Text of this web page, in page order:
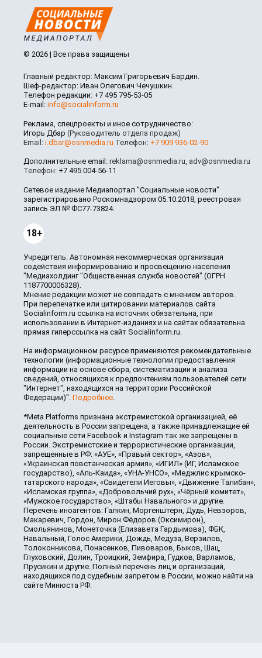
© 2026 | Все права защищены
Главный редактор: Максим Григорьевич Бардин.
Шеф-редактор: Иван Олегович Чечушкин.
Телефон редакции: +7 495 795-53-05
E-mail: info@socialinform.ru
Реклама, спецпроекты и иное сотрудничество:
Игорь Дбар (Руководитель отдела продаж)
Email: i.dbar@osnmedia.ru Телефон: +7 909 936-02-90
Дополнительные email: reklama@osnmedia.ru, adv@osnmedia.ru
Телефон: +7 495 004-56-11
Сетевое издание Медиапортал "Социальные новости"
зарегистрировано Роскомнадзором 05.10.2018, реестровая
запись ЭЛ № ФС77-73824.
18+
Учредитель: Автономная некоммерческая организация
содействия информированию и просвещению населения
"Медиахолдинг "Общественная служба новостей" (ОГРН
1187700006328).
Мнение редакции может не совпадать с мнением авторов.
При перепечатке или цитировании материалов сайта
Socialinform.ru ссылка на источник обязательна, при
использовании в Интернет-изданиях и на сайтах обязательна
прямая гиперссылка на сайт Socialinform.ru.
На информационном ресурсе применяются рекомендательные
технологии (информационные технологии предоставления
информации на основе сбора, систематизации и анализа
сведений, относящихся к предпочтениям пользователей сети
"Интернет", находящихся на территории Российской
Федерации)". Подробнее.
*Meta Platforms признана экстремистской организацией, её
деятельность в России запрещена, а также принадлежащие ей
социальные сети Facebook и Instagram так же запрещены в
России. Экстремистские и террористические организации,
запрещенные в РФ: «АУЕ», «Правый сектор», «Азов»,
«Украинская повстанческая армия», «ИГИЛ» (ИГ, Исламское
государство), «Аль-Каида», «УНА-УНСО», «Меджлис крымско-
татарского народа», «Свидетели Иеговы», «Движение Талибан»,
«Исламская группа», «Добровольчий рух», «Чёрный комитет»,
«Мужское государство», «Штабы Навального» и другие.
Перечень иноагентов: Галкин, Моргенштерн, Дудь, Невзоров,
Макаревич, Гордон, Мирон Фёдоров (Оксимирон),
Смольянинов, Монеточка (Елизавета Гардымова), ФБК,
Навальный, Голос Америки, Дождь, Медуза, Верзилов,
Толоконникова, Понасенков, Пивоваров, Быков, Шац,
Глуховский, Долин, Троицкий, Земфира, Гудков, Варламов,
Прусикин и другие. Полный перечень лиц и организаций,
находящихся под судебным запретом в России, можно найти на
сайте Минюста РФ.